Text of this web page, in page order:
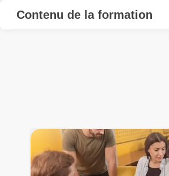
Contenu de la formation